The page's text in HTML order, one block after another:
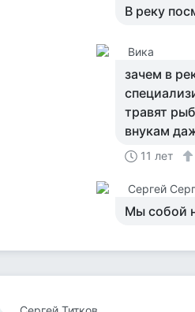
В реку
Вика
зачем в
травят
внукам
11 лет
Сергей
Мы собой